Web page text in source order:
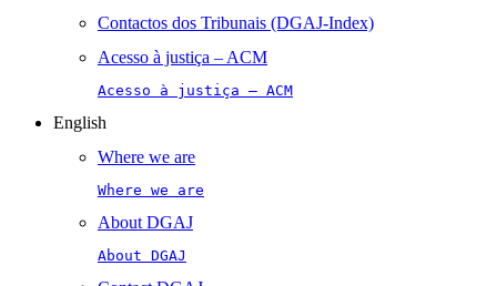
Contactos dos Tribunais (DGAJ-Index)
Acesso à justiça – ACM
Acesso à justiça – ACM
English
Where we are
Where we are
About DGAJ
About DGAJ